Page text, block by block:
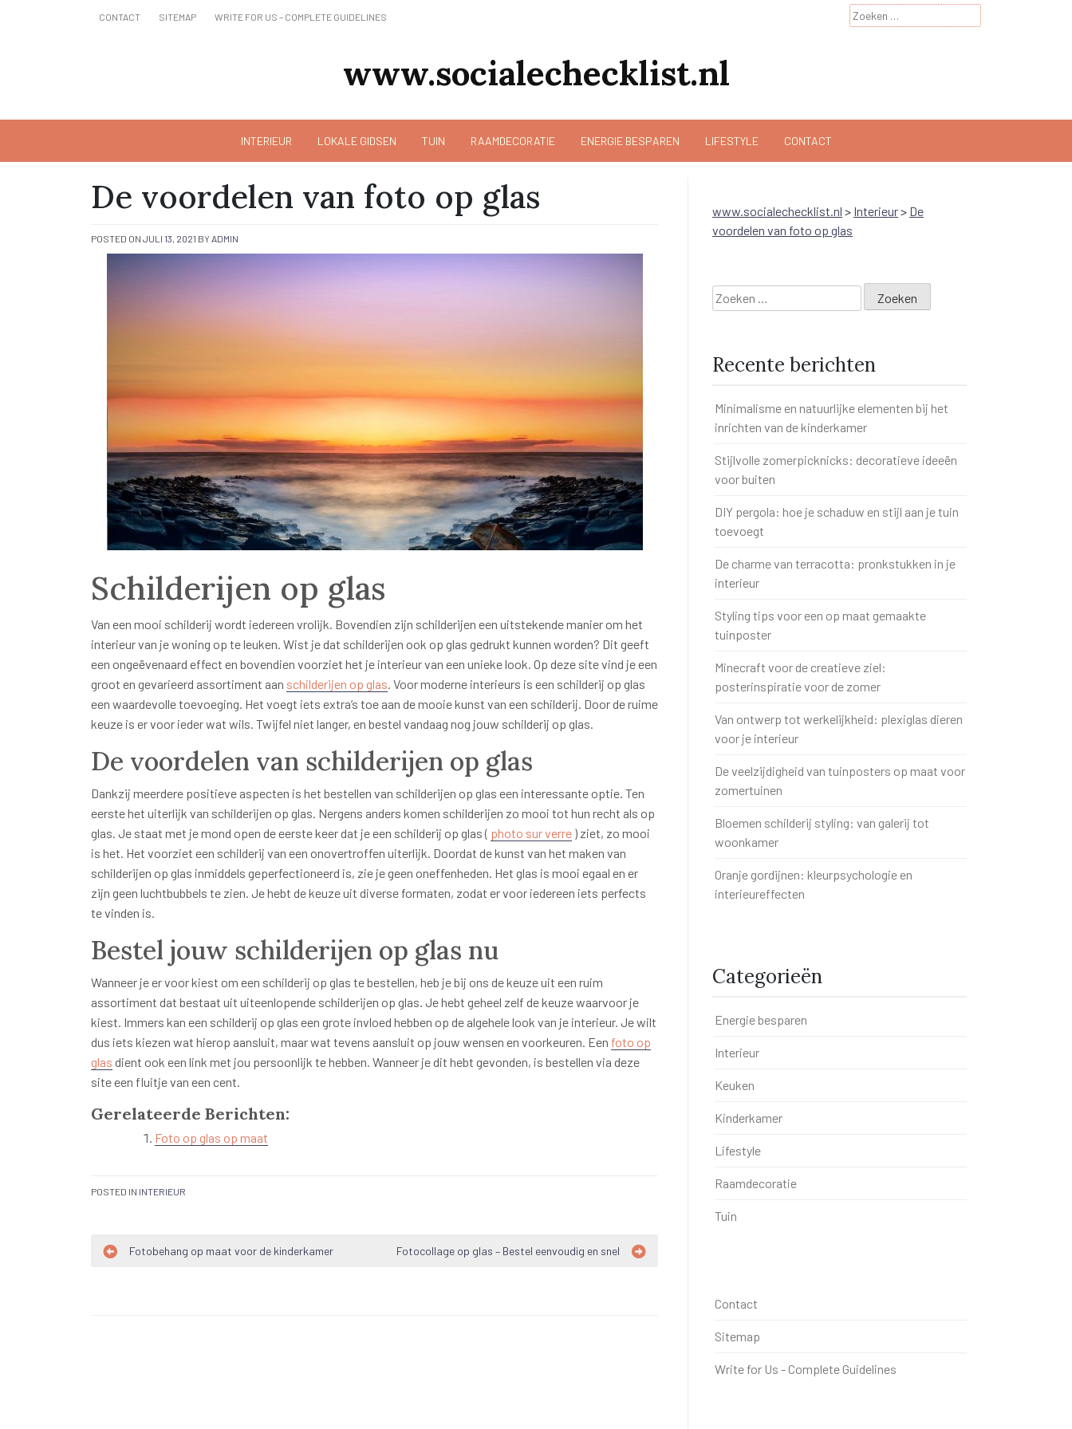
CONTACT SITEMAP WRITE FOR US – COMPLETE GUIDELINES
Zoeken
naar:
www.socialechecklist.nl
INTERIEUR LOKALE GIDSEN TUIN RAAMDECORATIE ENERGIE BESPAREN LIFESTYLE CONTACT
De voordelen van foto op glas
POSTED ON JULI 13, 2021 BY ADMIN
Schilderijen op glas
Van een mooi schilderij wordt iedereen vrolijk. Bovendien zijn schilderijen een uitstekende manier om het
interieur van je woning op te leuken. Wist je dat schilderijen ook op glas gedrukt kunnen worden? Dit geeft
een ongeëvenaard effect en bovendien voorziet het je interieur van een unieke look. Op deze site vind je een
groot en gevarieerd assortiment aan schilderijen op glas. Voor moderne interieurs is een schilderij op glas
een waardevolle toevoeging. Het voegt iets extra’s toe aan de mooie kunst van een schilderij. Door de ruime
keuze is er voor ieder wat wils. Twijfel niet langer, en bestel vandaag nog jouw schilderij op glas.
De voordelen van schilderijen op glas
Dankzij meerdere positieve aspecten is het bestellen van schilderijen op glas een interessante optie. Ten
eerste het uiterlijk van schilderijen op glas. Nergens anders komen schilderijen zo mooi tot hun recht als op
glas. Je staat met je mond open de eerste keer dat je een schilderij op glas ( photo sur verre ) ziet, zo mooi
is het. Het voorziet een schilderij van een onovertroffen uiterlijk. Doordat de kunst van het maken van
schilderijen op glas inmiddels geperfectioneerd is, zie je geen oneffenheden. Het glas is mooi egaal en er
zijn geen luchtbubbels te zien. Je hebt de keuze uit diverse formaten, zodat er voor iedereen iets perfects
te vinden is.
Bestel jouw schilderijen op glas nu
Wanneer je er voor kiest om een schilderij op glas te bestellen, heb je bij ons de keuze uit een ruim
assortiment dat bestaat uit uiteenlopende schilderijen op glas. Je hebt geheel zelf de keuze waarvoor je
kiest. Immers kan een schilderij op glas een grote invloed hebben op de algehele look van je interieur. Je wilt
dus iets kiezen wat hierop aansluit, maar wat tevens aansluit op jouw wensen en voorkeuren. Een foto op
glas dient ook een link met jou persoonlijk te hebben. Wanneer je dit hebt gevonden, is bestellen via deze
site een fluitje van een cent.
Gerelateerde Berichten:
Foto op glas op maat
POSTED IN INTERIEUR
Bericht
Fotobehang op maat voor de kinderkamer Fotocollage op glas – Bestel eenvoudig en snel
www.socialechecklist.nl > Interieur> De
voordelen van foto op glas
Zoeken
naar:
Recente berichten
Minimalisme en natuurlijke elementen bij het
inrichten van de kinderkamer
Stijlvolle zomerpicknicks: decoratieve ideeën
voor buiten
DIY pergola: hoe je schaduw en stijl aan je tuin
toevoegt
De charme van terracotta: pronkstukken in je
interieur
Styling tips voor een op maat gemaakte
tuinposter
Minecraft voor de creatieve ziel:
posterinspiratie voor de zomer
Van ontwerp tot werkelijkheid: plexiglas dieren
voor je interieur
De veelzijdigheid van tuinposters op maat voor
zomertuinen
Bloemen schilderij styling: van galerij tot
woonkamer
Oranje gordijnen: kleurpsychologie en
interieureffecten
Categorieën
Energie besparen
Interieur
Keuken
Kinderkamer
Lifestyle
Raamdecoratie
Tuin
Contact
Sitemap
Write for Us - Complete Guidelines